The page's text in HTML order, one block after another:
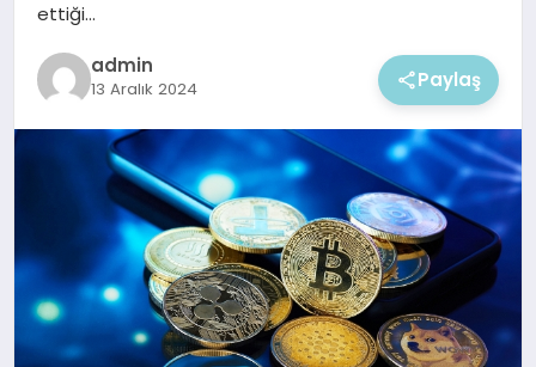
ettiği…
admin
13 Aralık 2024 Paylaş